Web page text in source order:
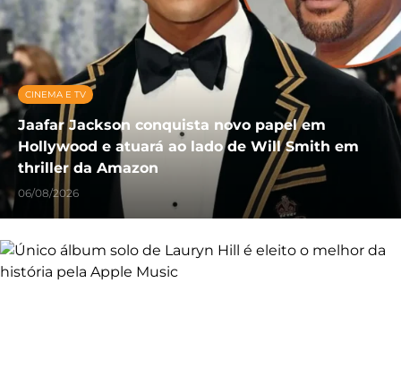
CINEMA E TV
Jaafar Jackson conquista novo papel em
Hollywood e atuará ao lado de Will Smith em
thriller da Amazon
06/08/2026